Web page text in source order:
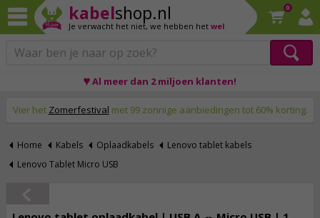
kabelshop.nl
Je verwacht het niet, we hebben het wel
0
♥ Al meer dan 2 miljoen klanten!
Vier het Zomerfestival met 99 zonnige aanbiedingen tot 60% korting.
Home Kabels Oplaadkabels
Lenovo tablet kabels
Lenovo Tablet Micro USB